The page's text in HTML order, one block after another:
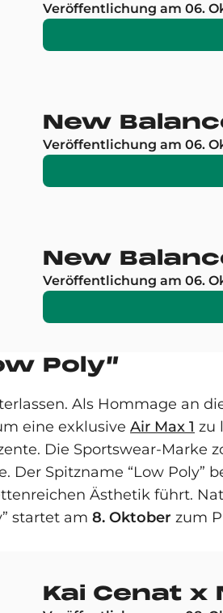
Veröffentlichung am 06.
New
Veröffentlichung am 06.
New
Veröffentlichung am 06.
Poly”
Als Hommage an
eine exklusive Air Max 1 zu
Die Sportswear-
Spitzname “Low
Ästhetik führt.
startet am 8. Oktober zum
Kai Cenat x